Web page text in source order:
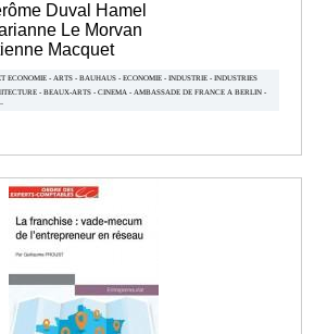
Duval Hamel
Le Morvan
Macquet
ECONOMIE - ARTS - BAUHAUS - ECONOMIE - INDUSTRIE - INDUSTRIES
- BEAUX-ARTS - CINEMA - AMBASSADE DE FRANCE A BERLIN -